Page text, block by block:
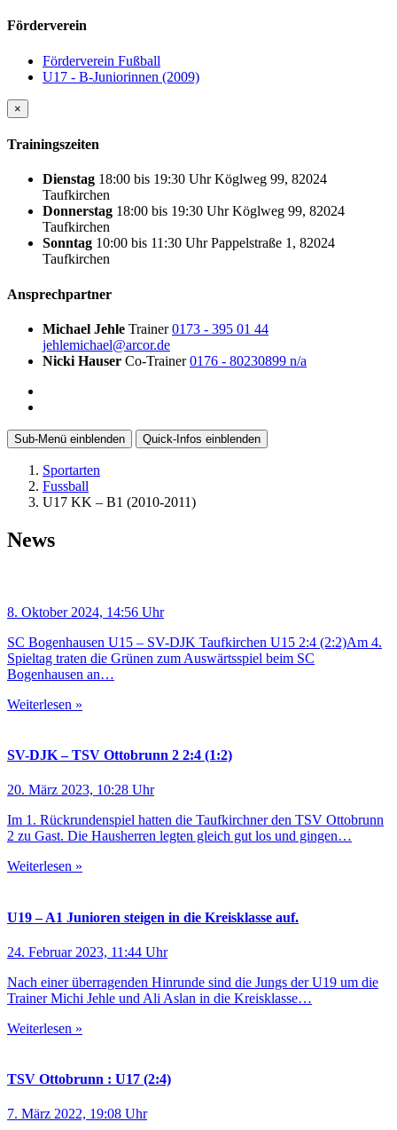
Förderverein
Förderverein Fußball
U17 - B-Juniorinnen (2009)
×
Trainingszeiten
Dienstag 18:00 bis 19:30 UhrKöglweg 99, 82024
Taufkirchen
Donnerstag 18:00 bis 19:30 UhrKöglweg 99, 82024
Taufkirchen
Sonntag 10:00 bis 11:30 UhrPappelstraße 1, 82024
Taufkirchen
Ansprechpartner
Michael Jehle Trainer0173 - 395 01 44
jehlemichael@arcor.de
Nicki Hauser Co-Trainer0176 - 80230899 n/a
Sub-Menü einblenden Quick-Infos einblenden
Sportarten
Fussball
U17 KK – B1 (2010-2011)
News
8. Oktober 2024, 14:56 Uhr
SC Bogenhausen U15 – SV-DJK Taufkirchen U15 2:4 (2:2)Am 4.
Spieltag traten die Grünen zum Auswärtsspiel beim SC
Bogenhausen an…
Weiterlesen »
SV-DJK – TSV Ottobrunn 2 2:4 (1:2)
20. März 2023, 10:28 Uhr
Im 1. Rückrundenspiel hatten die Taufkirchner den TSV Ottobrunn
2 zu Gast. Die Hausherren legten gleich gut los und gingen…
Weiterlesen »
U19 – A1 Junioren steigen in die Kreisklasse auf.
24. Februar 2023, 11:44 Uhr
Nach einer überragenden Hinrunde sind die Jungs der U19 um die
Trainer Michi Jehle und Ali Aslan in die Kreisklasse…
Weiterlesen »
TSV Ottobrunn : U17 (2:4)
7. März 2022, 19:08 Uhr